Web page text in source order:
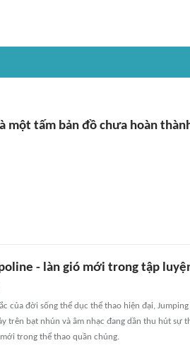
một tấm bản đồ chưa hoàn
- làn gió mới trong tập
của đời sống thể dục thể thao hiện đại,
trên bạt nhún và âm nhạc đang dần thu hút sự
trong thể thao quần chúng.